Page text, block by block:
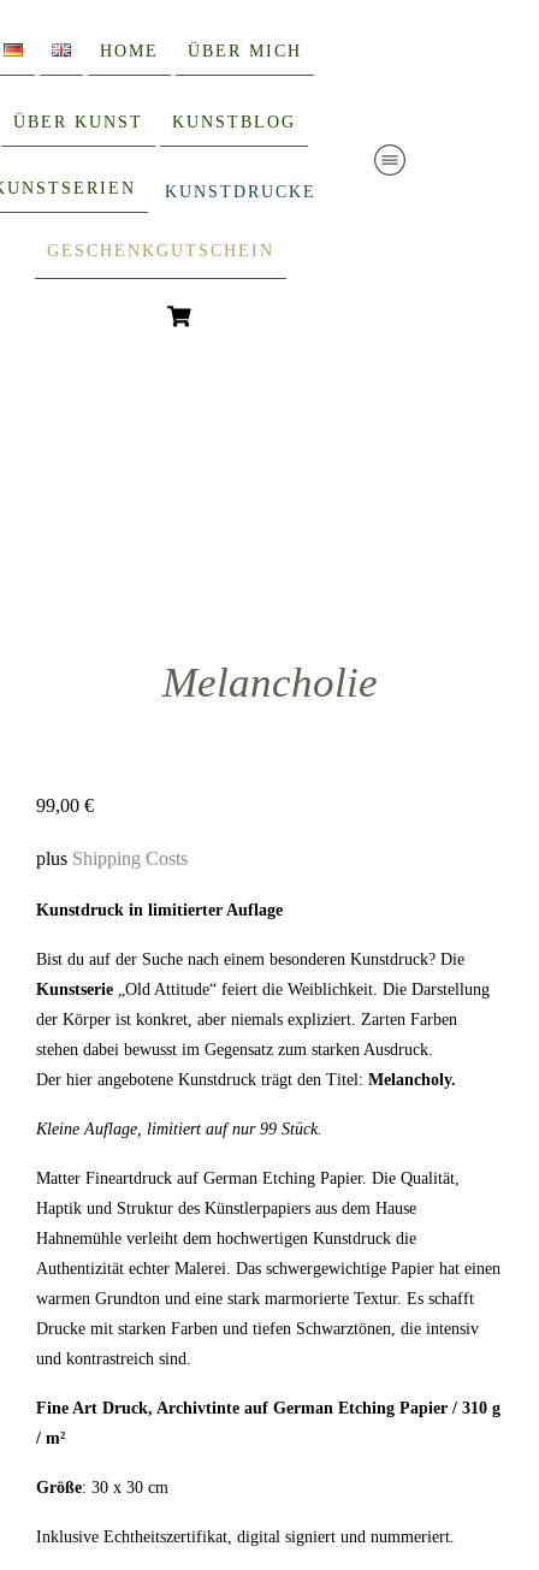
HOME ÜBER MICH
ÜBER KUNST KUNSTBLOG
KUNSTDRUCKE
GESCHENKGUTSCHEIN
Melancholie
99,00 €
plus Shipping Costs
Kunstdruck in limitierter Auflage
Bist du auf der Suche nach einem besonderen Kunstdruck? Die
Kunstserie „Old Attitude“ feiert die Weiblichkeit. Die Darstellung
der Körper ist konkret, aber niemals expliziert. Zarten Farben
stehen dabei bewusst im Gegensatz zum starken Ausdruck.
Der hier angebotene Kunstdruck trägt den Titel: Melancholy.
Kleine Auflage, limitiert auf nur 99 Stück.
Matter Fineartdruck auf German Etching Papier. Die Qualität,
Haptik und Struktur des Künstlerpapiers aus dem Hause
Hahnemühle verleiht dem hochwertigen Kunstdruck die
Authentizität echter Malerei. Das schwergewichtige Papier hat einen
warmen Grundton und eine stark marmorierte Textur. Es schafft
Drucke mit starken Farben und tiefen Schwarztönen, die intensiv
und kontrastreich sind.
Fine Art Druck, Archivtinte auf German Etching Papier / 310 g
/ m²
Größe: 30 x 30 cm
Inklusive Echtheitszertifikat, digital signiert und nummeriert.